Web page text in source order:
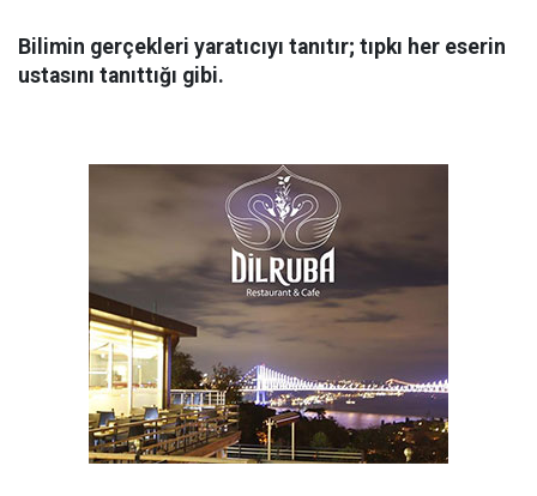
Bilimin gerçekleri yaratıcıyı tanıtır; tıpkı her eserin
ustasını tanıttığı gibi.